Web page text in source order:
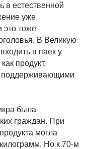
в естественной
уже
это тоже
В Великую
в паек у
продукт,
поддерживающими
была
граждан. При
могла
Но к 70-м